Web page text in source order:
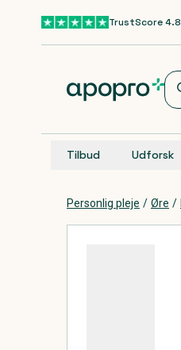
Gå til hovedindholdTrustScore 4.8
Tilbud Udforsk
Personlig pleje / Øre /